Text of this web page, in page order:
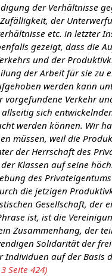
der Verhältnisse
der
etc. in letzter
gezeigt, dass die
und der
der Arbeit für sie zu
werden kann
Verkehr
sich
werden können. Wir
müssen, weil die
der Herrschaft des
Klassen auf seine
des
die jetzigen
Gesellschaft, der
ist, ist die
Zusammenhang, der
Solidarität der
Individuen auf der Basis
Seite 424)